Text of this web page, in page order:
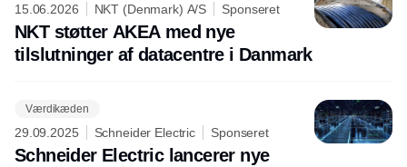
15.06.2026 NKT (Denmark) A/S Sponseret
NKT støtter AKEA med nye
tilslutninger af datacentre i Danmark
Værdikæden
29.09.2025 Schneider Electric Sponseret
Schneider Electric lancerer nye